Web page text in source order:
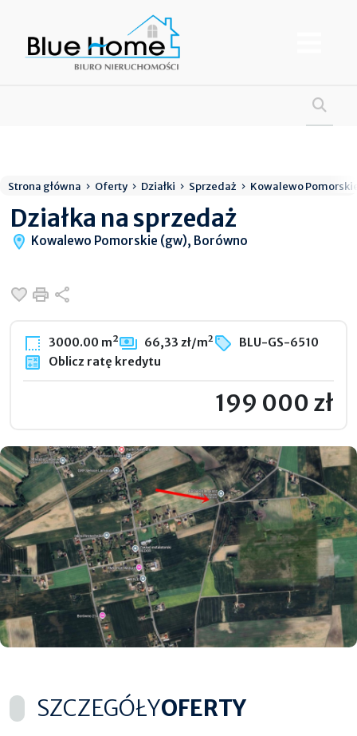
Strona główna Oferty Działki Sprzedaż Kowalewo
Działka na sprzedaż
Kowalewo Pomorskie (gw), Borówno
Dodaj do ulubionych
Drukuj
3000.00 m² 66,33 zł/m2
BLU-GS-6510
Oblicz ratę kredytu
199 000 zł
SZCZEGÓŁYOFERTY